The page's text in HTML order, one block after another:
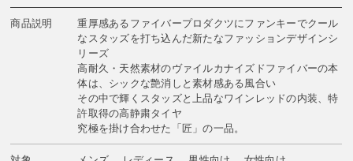
商品説明
重厚感あるファイバープロダクツにファンキーでクール
なスタッズを打ち込んだ新たなファッションデザインシ
リーズ
高耐久・天然素材のヴァイルカナイズドファイバーの本
体は、シックな艶消しと素材感ある風合い
その中で輝くスタッズと上品なワインレッドの内装、特
許取得の高静粛タイヤ
究極を掛け合わせた「匠」の一品。